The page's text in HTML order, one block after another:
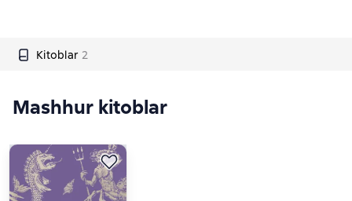
Kitoblar 2
Mashhur kitoblar